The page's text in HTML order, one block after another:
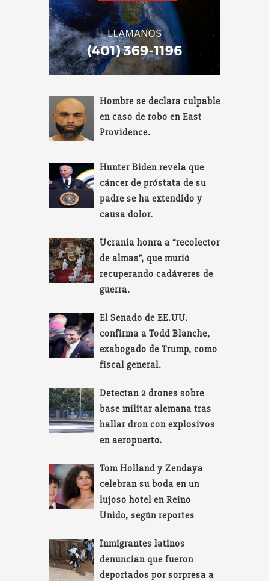
Hombre se declara culpable
en caso de robo en East
Providence.
Hunter Biden revela que
cáncer de próstata de su
padre se ha extendido y
causa dolor.
Ucrania honra a “recolector
de almas”, que murió
recuperando cadáveres de
guerra.
El Senado de EE.UU.
confirma a Todd Blanche,
exabogado de Trump, como
fiscal general.
Detectan 2 drones sobre
base militar alemana tras
hallar dron con explosivos
en aeropuerto.
Tom Holland y Zendaya
celebran su boda en un
lujoso hotel en Reino
Unido, según reportes
Inmigrantes latinos
denuncian que fueron
deportados por sorpresa a